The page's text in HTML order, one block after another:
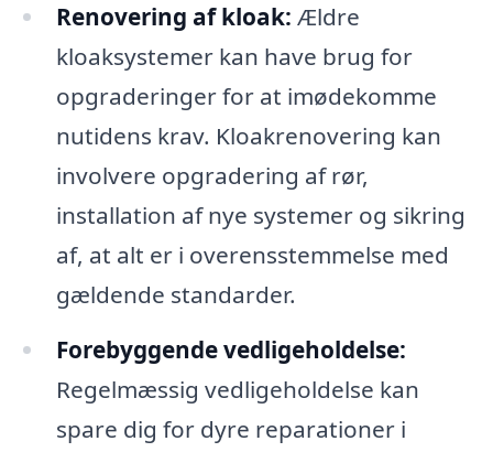
Renovering af kloak: Ældre
kloaksystemer kan have brug for
opgraderinger for at imødekomme
nutidens krav. Kloakrenovering kan
involvere opgradering af rør,
installation af nye systemer og sikring
af, at alt er i overensstemmelse med
gældende standarder.
Forebyggende vedligeholdelse:
Regelmæssig vedligeholdelse kan
spare dig for dyre reparationer i